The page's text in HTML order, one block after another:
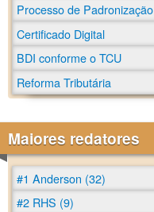
Processo de Padronização
Certificado Digital
BDI conforme o TCU
Reforma Tributária
Maiores redatores
#1 Anderson (32)
#2 RHS (9)